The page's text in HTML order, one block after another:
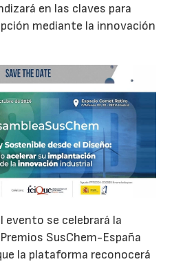
en las claves para
mediante la innovación
evento se celebrará la
SusChem-España
la plataforma reconocerá